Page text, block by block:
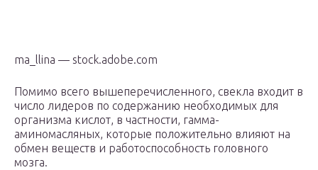
ma_llina — stock.adobe.com
Помимо всего вышеперечисленного, свекла входит в
число лидеров по содержанию необходимых для
организма кислот, в частности, гамма-
аминомасляных, которые положительно влияют на
обмен веществ и работоспособность головного
мозга.